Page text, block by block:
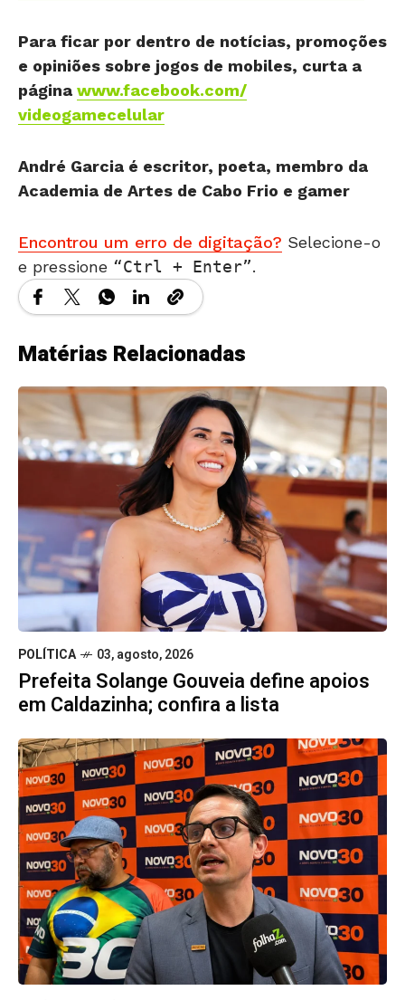
Para ficar por dentro de notícias, promoções
e opiniões sobre jogos de mobiles, curta a
página www.facebook.com/
videogamecelular
André Garcia é escritor, poeta, membro da
Academia de Artes de Cabo Frio e gamer
Encontrou um erro de digitação? Selecione-o
e pressione
Ctrl + Enter .
Matérias Relacionadas
POLÍTICA 03, agosto, 2026
Prefeita Solange Gouveia define apoios
em Caldazinha; confira a lista